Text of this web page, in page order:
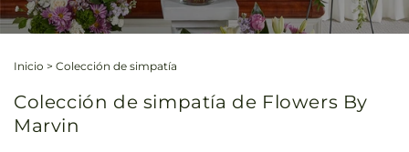
Inicio > Colección de simpatía
Colección de simpatía de Flowers By
Marvin